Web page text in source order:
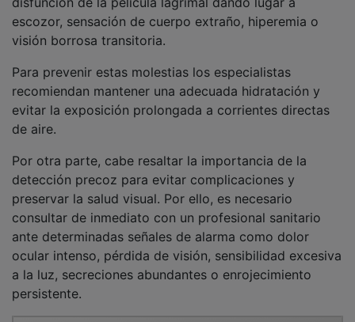
escozor, sensación de cuerpo extraño, hiperemia o
visión borrosa transitoria.
recomiendan mantener una adecuada hidratación y
evitar la exposición prolongada a corrientes directas
de aire.
detección precoz para evitar complicaciones y
preservar la salud visual. Por ello, es necesario
consultar de inmediato con un profesional sanitario
ante determinadas señales de alarma como dolor
ocular intenso, pérdida de visión, sensibilidad excesiva
a la luz, secreciones abundantes o enrojecimiento
persistente.